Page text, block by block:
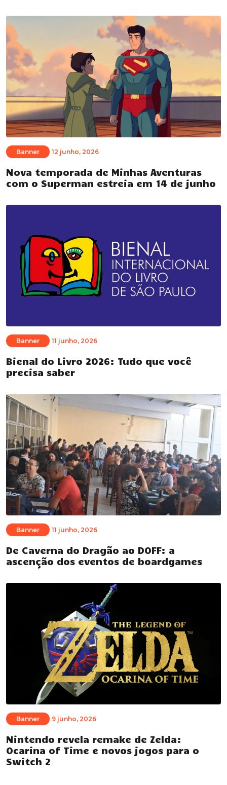
Banner 12 junho, 2026
Nova temporada de Minhas Aventuras
com o Superman estreia em 14 de junho
Banner 11 junho, 2026
Bienal do Livro 2026: Tudo que você
precisa saber
Banner 11 junho, 2026
De Caverna do Dragão ao DOFF: a
ascenção dos eventos de boardgames
Banner 9 junho, 2026
Nintendo revela remake de Zelda:
Ocarina of Time e novos jogos para o
Switch 2